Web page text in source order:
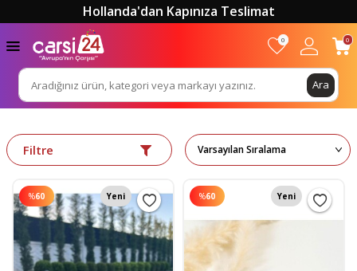
Hollanda'dan Kapınıza Teslimat
Ara
0 0
Filtre
%60 Yeni %60 Yeni